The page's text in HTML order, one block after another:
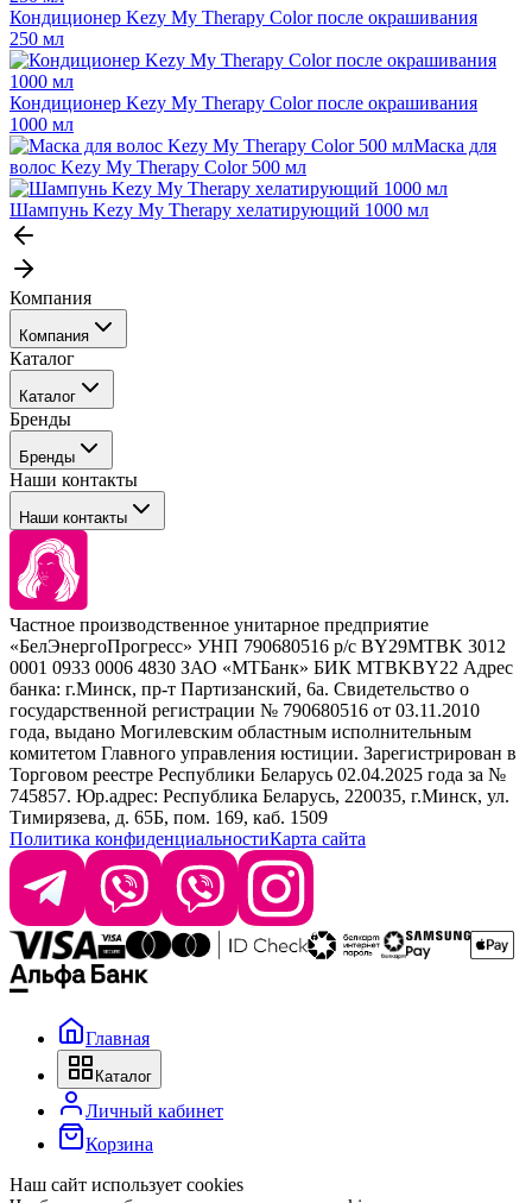
Кондиционер Kezy My Therapy Color после окрашивания
250 мл
Кондиционер Kezy My Therapy Color после окрашивания
1000 мл
Маска для
волос Kezy My Therapy Color 500 мл
Шампунь Kezy My Therapy хелатирующий 1000 мл
Компания
Компания
События
Покупателю
Каталог
Каталог
Профессиональные средства для окрашивания волос
Сервисные средства
Уход
Стайлинг
Брови и ресницы
Барберинг
Наборы
Расходные материалы
Бренды
Бренды
Tefia
Concept
Kezy
Barex
Sim Sensitive
Kebren
Selective Professional
White Line
Наши контакты
Наши контакты
+ 375 44 7233514
+ 375 29 1649505
info@krasabel.by
Офис: г. Минск, ул. Тимирязева 65Б, офис 1509
Склад: г. Минск, ул. Домбровская, 15
Время работы: пн–чт 9:00–17:30, пт 9:00–17:00
Частное производственное унитарное предприятие
«БелЭнергоПрогресс» УНП 790680516 р/с BY29MTBK 3012
0001 0933 0006 4830 ЗАО «МТБанк» БИК MTBKBY22 Адрес
банка: г.Минск, пр-т Партизанский, 6а. Свидетельство о
государственной регистрации № 790680516 от 03.11.2010
года, выдано Могилевским областным исполнительным
комитетом Главного управления юстиции. Зарегистрирован в
Торговом реестре Республики Беларусь 02.04.2025 года за №
745857. Юр.адрес: Республика Беларусь, 220035, г.Минск, ул.
Тимирязева, д. 65Б, пом. 169, каб. 1509
Политика конфиденциальностиКарта сайта
Главная
Каталог
Личный кабинет
Корзина
Наш сайт использует cookies